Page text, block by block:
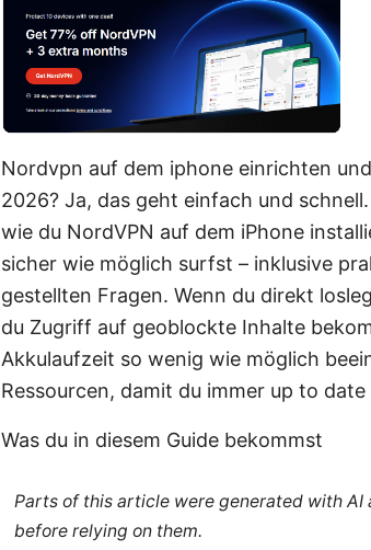
Nordvpn auf dem iphone einrichten
2026? Ja, das geht einfach und
wie du NordVPN auf dem iPhone
sicher wie möglich surfst – inklusive
gestellten Fragen. Wenn du direkt
du Zugriff auf geoblockte Inhalte
Akkulaufzeit so wenig wie möglich
Ressourcen, damit du immer up to date
Was du in diesem Guide bekommst
Parts of this article were generated with
before relying on them.